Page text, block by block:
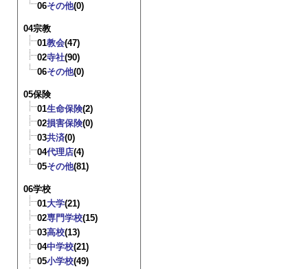
06その他(0)
04宗教
01教会(47)
02寺社(90)
06その他(0)
05保険
01生命保険(2)
02損害保険(0)
03共済(0)
04代理店(4)
05その他(81)
06学校
01大学(21)
02専門学校(15)
03高校(13)
04中学校(21)
05小学校(49)